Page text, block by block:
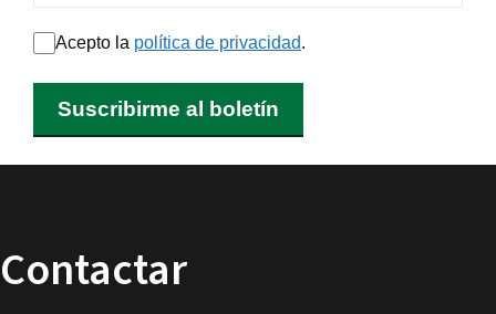
Acepto la política de privacidad.
Suscribirme al boletín
Contactar